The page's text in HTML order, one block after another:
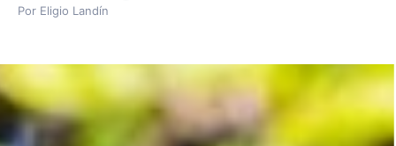
Por Eligio Landín